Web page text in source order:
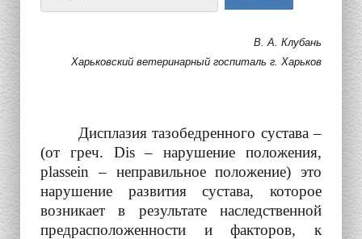
ласка,
В. А. Клубань
Харьковский ветеринарный госпиталь г. Харьков
Дисплазия тазобедренного сустава –
(от греч. Dis– нарушение положения,
plassein – неправильное положение) это
нарушение развития сустава, которое
возникает в результате наследственной
предрасположенности и факторов, к